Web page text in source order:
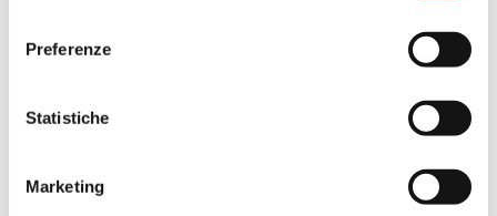
Preferenze
Statistiche
Marketing
Cerca